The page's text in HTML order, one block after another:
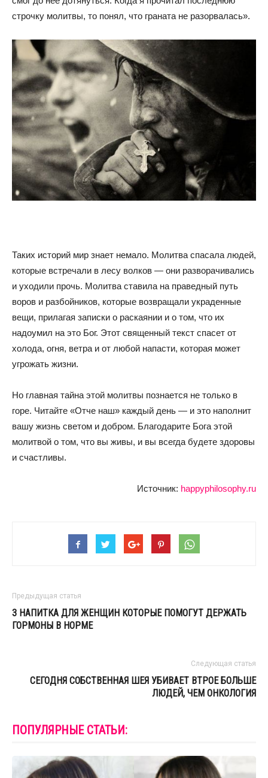
строчку молитвы, то понял, что граната не разорвалась».
Таких историй мир знает немало. Молитва спасала людей,
которые встречали в лесу волков — они разворачивались
и уходили прочь. Молитва ставила на праведный путь
воров и разбойников, которые возвращали украденные
вещи, прилагая записки о раскаянии и о том, что их
надоумил на это Бог. Этот священный текст спасет от
холода, огня, ветра и от любой напасти, которая может
угрожать жизни.
Но главная тайна этой молитвы познается не только в
горе. Читайте «Отче наш» каждый день — и это наполнит
вашу жизнь светом и добром. Благодарите Бога этой
молитвой о том, что вы живы, и вы всегда будете здоровы
и счастливы.
Источник: happyphilosophy.ru
Предыдущая статья
3 НАПИТКА ДЛЯ ЖЕНЩИН КОТОРЫЕ ПОМОГУТ ДЕРЖАТЬ
ГОРМОНЫ В НОРМЕ
Следующая статья
СЕГОДНЯ СОБСТВЕННАЯ ШЕЯ УБИВАЕТ ВТРОЕ БОЛЬШЕ
ЛЮДЕЙ, ЧЕМ ОНКОЛОГИЯ
ПОПУЛЯРНЫЕ СТАТЬИ: